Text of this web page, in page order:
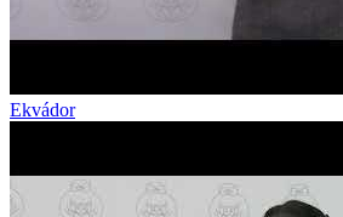
Ekvádor